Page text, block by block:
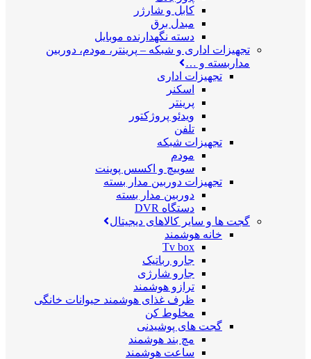
کابل و شارژر
مبدل برق
دسته نگهدارنده موبایل
تجهیزات اداری و شبکه – پرینتر، مودم، دوربین
مداربسته و …
تجهیزات اداری
اسکنر
پرینتر
ویدئو پروژکتور
تلفن
تجهیزات شبکه
مودم
سوییچ و اکسس پوینت
تجهیزات دوربین مدار بسته
دوربین مدار بسته
دستگاه DVR
گجت ها و سایر کالاهای دیجیتال
خانه هوشمند
Tv box
جارو رباتیک
جارو شارژی
ترازو هوشمند
ظرف غذای هوشمند حیوانات خانگی
مخلوط کن
گجت های پوشیدنی
مچ بند هوشمند
ساعت هوشمند